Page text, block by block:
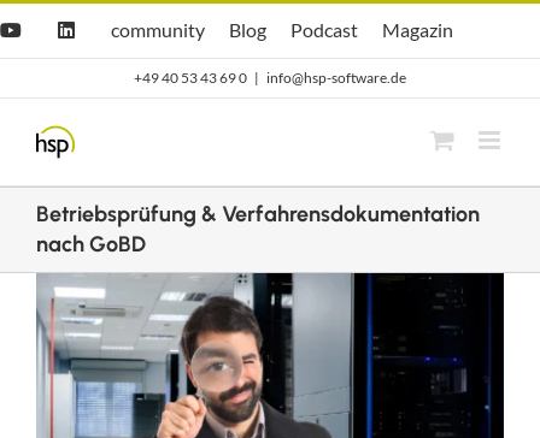
YouTubeLinkedIn
Hsp
community
community
hsp
Blog
Blog Opti.Cast
Podcast Opti.Mag
Magazin
+49 40 53 43 69 0 | info@hsp-software.de
Betriebsprüfung & Verfahrensdokumentation
nach GoBD
Zeige
grösseres
Bild